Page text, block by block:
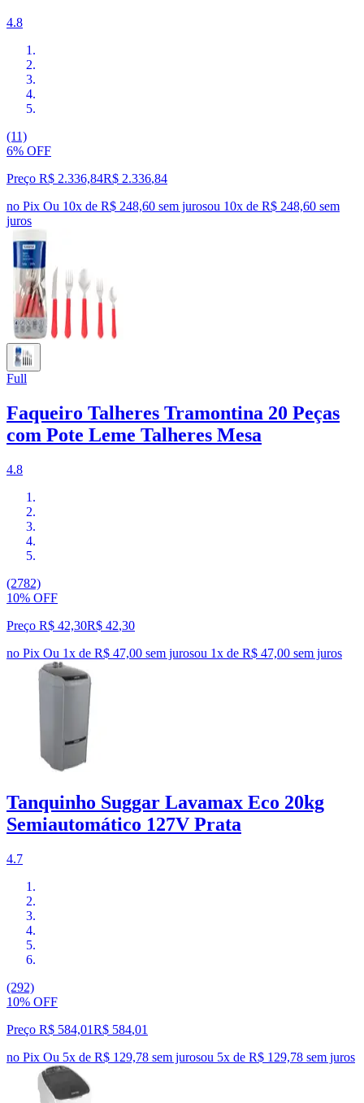
4.8
(11)
6% OFF
Preço R$ 2.336,84R$ 2.336,84
no Pix Ou 10x de R$ 248,60 sem jurosou 10x de R$ 248,60 sem
juros
Full
Faqueiro Talheres Tramontina 20 Peças
com Pote Leme Talheres Mesa
4.8
(2782)
10% OFF
Preço R$ 42,30R$ 42,30
no Pix Ou 1x de R$ 47,00 sem jurosou 1x de R$ 47,00 sem juros
Tanquinho Suggar Lavamax Eco 20kg
Semiautomático 127V Prata
4.7
(292)
10% OFF
Preço R$ 584,01R$ 584,01
no Pix Ou 5x de R$ 129,78 sem jurosou 5x de R$ 129,78 sem juros